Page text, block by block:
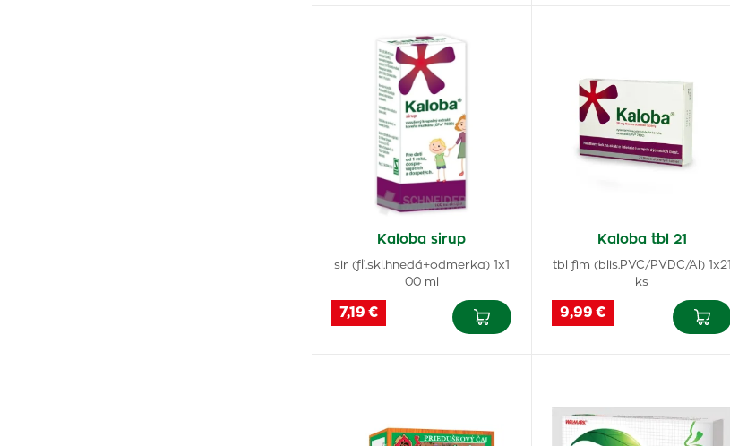
Kaloba sirup
sir (fľ.skl.hnedá+odmerka) 1x1
00 ml
7,19 €
Kaloba tbl 21
tbl flm (blis.PVC/PVDC/Al) 1x21
ks
9,99 €